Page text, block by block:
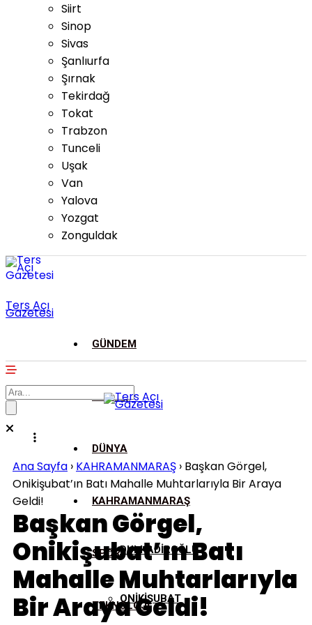
Siirt
Sinop
Sivas
Şanlıurfa
Şırnak
Tekirdağ
Tokat
Trabzon
Tunceli
Uşak
Van
Yalova
Yozgat
Zonguldak
Ters Açı
Gazetesi
GÜNDEM
ASAYİŞ
DÜNYA
KAHRAMANMARAŞ
DULKADİROĞLU
ONİKİŞUBAT
SPOR
TEKNOLOJİ
Ana Sayfa › KAHRAMANMARAŞ › Başkan Görgel,
Onikişubat’ın Batı Mahalle Muhtarlarıyla Bir Araya
Geldi!
Başkan Görgel,
Onikişubat’ın Batı
Mahalle Muhtarlarıyla
Bir Araya Geldi!